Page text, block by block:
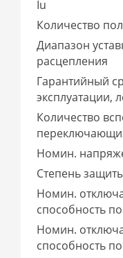
Iu
Количество
Диапазон
расцепления
Гарантийный
эксплуатации,
Количество
Номин.
Степень
Номин.
способность
Номин.
способность